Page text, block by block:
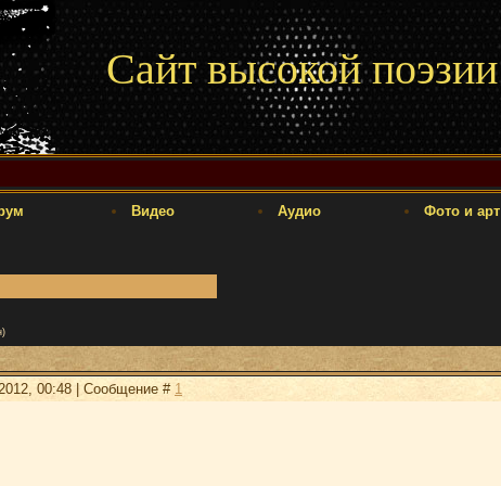
Сайт высокой поэзии
Видео Аудио Фото и арт
00:48 | Сообщение # 1